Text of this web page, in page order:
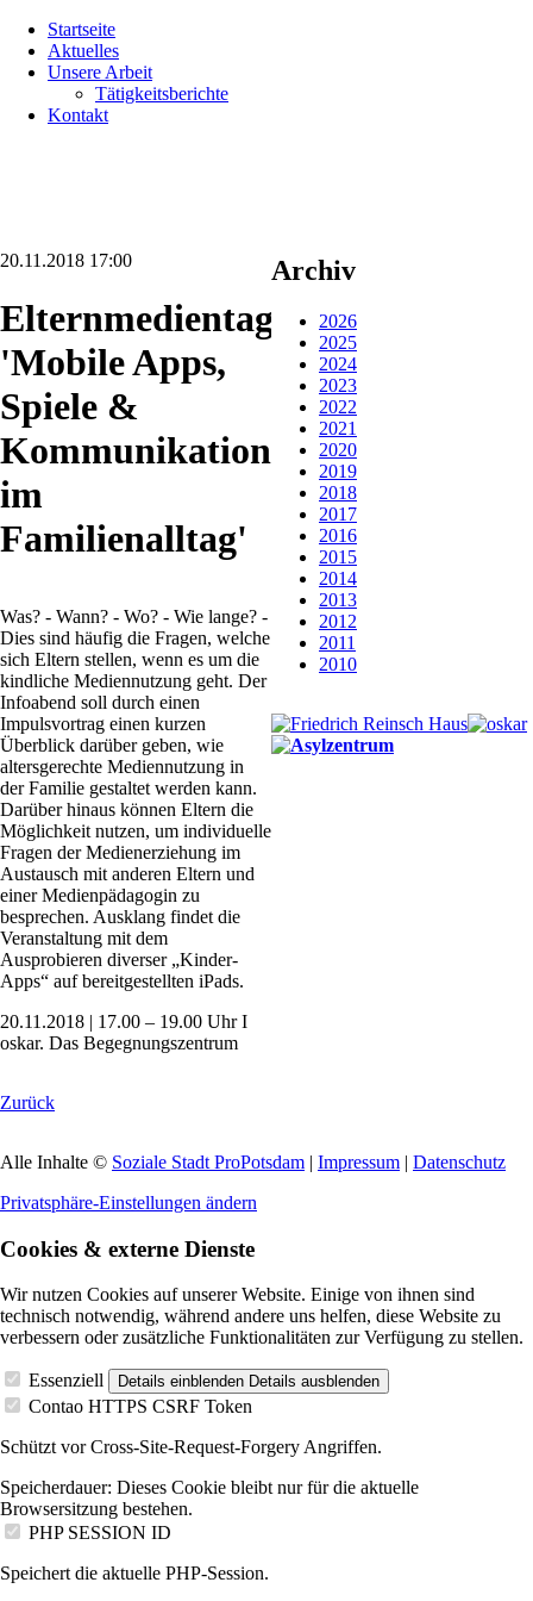
überspringen
Startseite
Aktuelles
Unsere Arbeit
Tätigkeitsberichte
Kontakt
20.11.2018 17:00
Elternmedientag:
'Mobile Apps,
Spiele &
Kommunikation
im
Familienalltag'
Was? - Wann? - Wo? - Wie lange? -
Dies sind häufig die Fragen, welche
sich Eltern stellen, wenn es um die
kindliche Mediennutzung geht. Der
Infoabend soll durch einen
Impulsvortrag einen kurzen
Überblick darüber geben, wie
altersgerechte Mediennutzung in
der Familie gestaltet werden kann.
Darüber hinaus können Eltern die
Möglichkeit nutzen, um individuelle
Fragen der Medienerziehung im
Austausch mit anderen Eltern und
einer Medienpädagogin zu
besprechen. Ausklang findet die
Veranstaltung mit dem
Ausprobieren diverser „Kinder-
Apps“ auf bereitgestellten iPads.
20.11.2018 | 17.00 – 19.00 Uhr I
oskar. Das Begegnungszentrum
Zurück
Archiv
2026
2025
2024
2023
2022
2021
2020
2019
2018
2017
2016
2015
2014
2013
2012
2011
2010
Alle Inhalte © Soziale Stadt ProPotsdam | Impressum | Datenschutz
Privatsphäre-Einstellungen ändern
Cookies & externe Dienste
Wir nutzen Cookies auf unserer Website. Einige von ihnen sind
technisch notwendig, während andere uns helfen, diese Website zu
verbessern oder zusätzliche Funktionalitäten zur Verfügung zu stellen.
Essenziell Details einblenden Details ausblenden
Contao HTTPS CSRF Token
Schützt vor Cross-Site-Request-Forgery Angriffen.
Speicherdauer: Dieses Cookie bleibt nur für die aktuelle
Browsersitzung bestehen.
PHP SESSION ID
Speichert die aktuelle PHP-Session.